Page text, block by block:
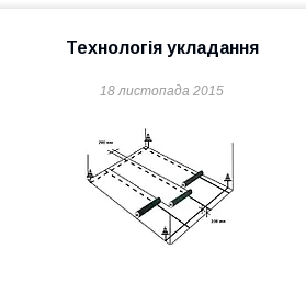
Технологія укладання
18 листопада 2015